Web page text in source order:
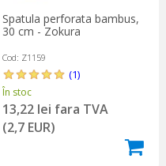
Spatula perforata bambus,
30 cm - Zokura
Cod: Z1159
(1)
În stoc
13,22 lei fara TVA
(2,7 EUR)